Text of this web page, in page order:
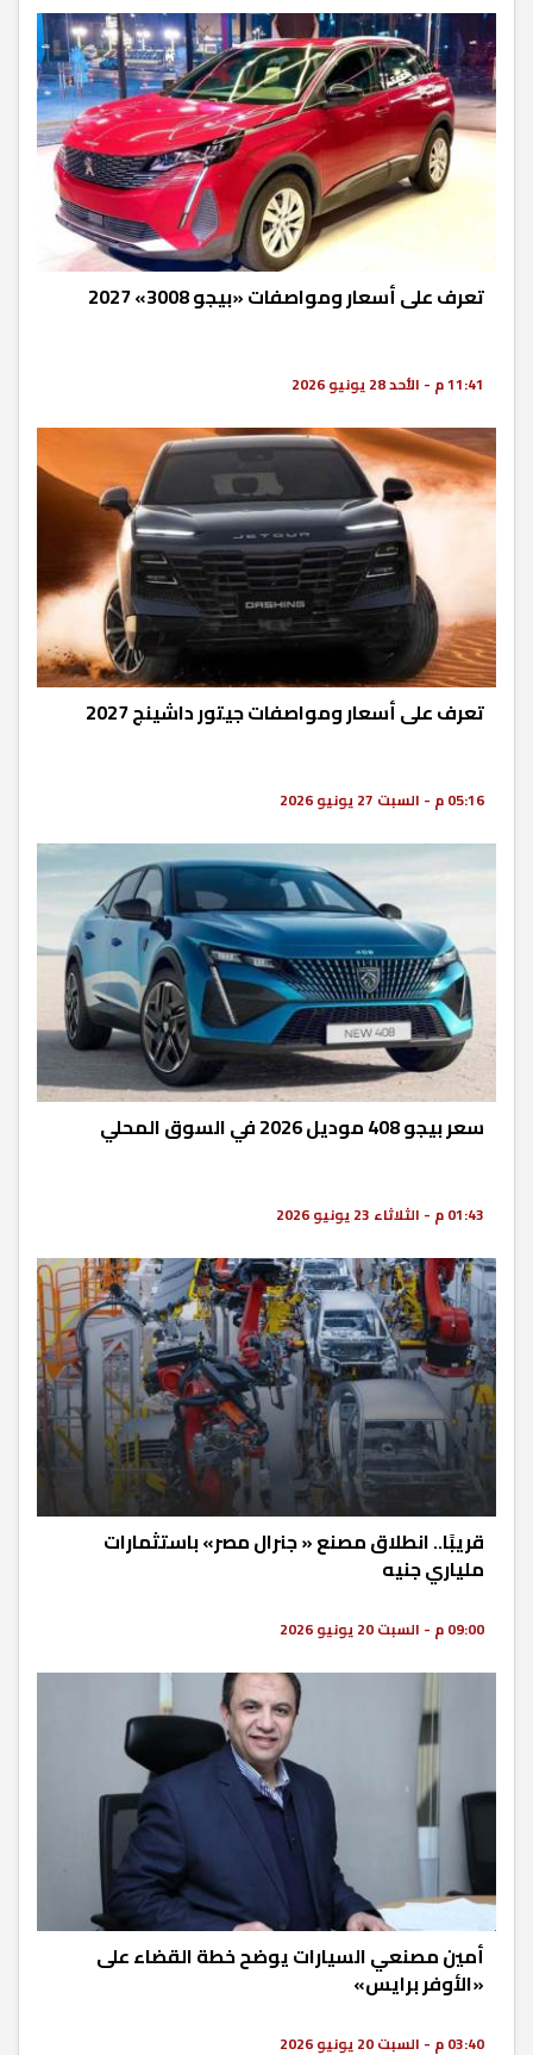
تعرف على أسعار ومواصفات «بيجو 3008» 2027
11:41 م - الأحد 28 يونيو 2026
تعرف على أسعار ومواصفات جيتور داشينج 2027
05:16 م - السبت 27 يونيو 2026
سعر بيجو 408 موديل 2026 في السوق المحلي
01:43 م - الثلاثاء 23 يونيو 2026
قريبًا.. انطلاق مصنع « جنرال مصر» باستثمارات
ملياري جنيه
09:00 م - السبت 20 يونيو 2026
أمين مصنعي السيارات يوضح خطة القضاء على
«الأوفر برايس»
03:40 م - السبت 20 يونيو 2026